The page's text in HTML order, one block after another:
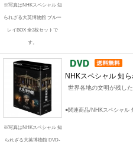
※写真はNHKスペシャル 知
られざる大英博物館 ブルー
レイBOX 全3枚セットで
す。
※写真はNHKスペシャル 知
られざる大英博物館 DVD-
NHKスペシャル 知
世界各地の文明が残し
●関連商品/NHKスペシャル